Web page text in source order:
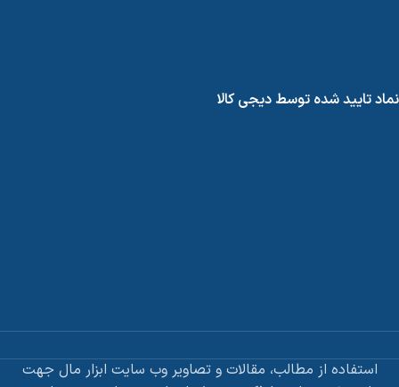
نماد تایید شده توسط دیجی کالا
استفاده از مطالب، مقالات و تصاویر وب سایت ابزار مال جهت